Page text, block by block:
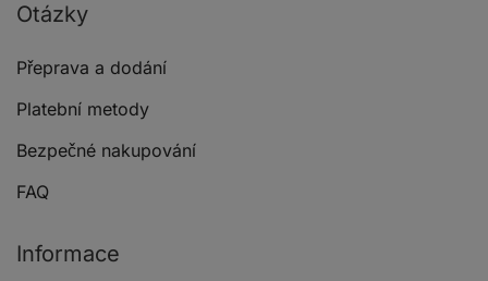
Otázky
Přeprava a dodání
Platební metody
Bezpečné nakupování
FAQ
Informace